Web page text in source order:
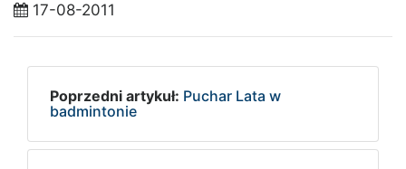
17-08-2011
Poprzedni artykuł: Puchar Lata w
badmintonie